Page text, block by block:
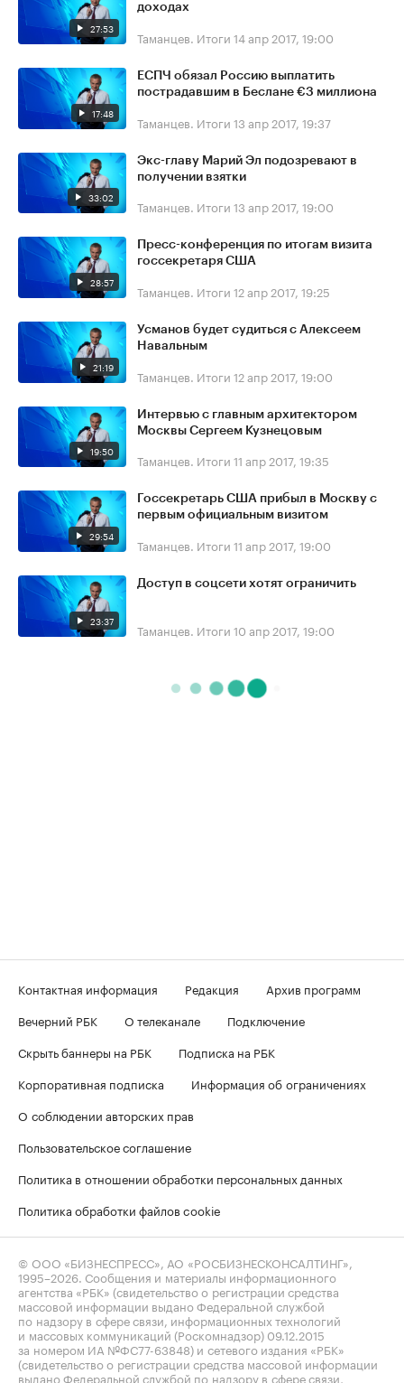
27:53
доходах
Таманцев. Итоги 14 апр 2017, 19:00
17:48
ЕСПЧ обязал Россию выплатить
пострадавшим в Беслане €3 миллиона
Таманцев. Итоги 13 апр 2017, 19:37
33:02
Экс-главу Марий Эл подозревают в
получении взятки
Таманцев. Итоги 13 апр 2017, 19:00
28:57
Пресс-конференция по итогам визита
госсекретаря США
Таманцев. Итоги 12 апр 2017, 19:25
21:19
Усманов будет судиться с Алексеем
Навальным
Таманцев. Итоги 12 апр 2017, 19:00
19:50
Интервью с главным архитектором
Москвы Сергеем Кузнецовым
Таманцев. Итоги 11 апр 2017, 19:35
29:54
Госсекретарь США прибыл в Москву с
первым официальным визитом
Таманцев. Итоги 11 апр 2017, 19:00
23:37
Доступ в соцсети хотят ограничить
Таманцев. Итоги 10 апр 2017, 19:00
Контактная информация Редакция
Архив программ
Вечерний РБК
О телеканале
Подключение
Скрыть баннеры на РБК
Подписка на РБК
Корпоративная подписка
Информация об ограничениях
О соблюдении авторских прав
Пользовательское соглашение
Политика в отношении обработки персональных данных
Политика обработки файлов cookie
© ООО «БИЗНЕСПРЕСС», АО «РОСБИЗНЕСКОНСАЛТИНГ»,
1995–2026 . Сообщения и материалы информационного
агентства «РБК» (свидетельство о регистрации средства
массовой информации выдано Федеральной службой
по надзору в сфере связи, информационных технологий
и массовых коммуникаций (Роскомнадзор) 09.12.2015
за номером ИА №ФС77-63848) и сетевого издания «РБК»
(свидетельство о регистрации средства массовой информации
выдано Федеральной службой по надзору в сфере связи,